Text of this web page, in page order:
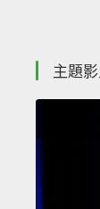
主題影